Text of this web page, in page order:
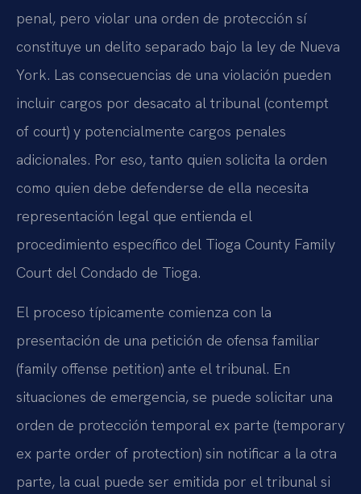
penal, pero violar una orden de protección sí
constituye un delito separado bajo la ley de Nueva
York. Las consecuencias de una violación pueden
incluir cargos por desacato al tribunal (contempt
of court) y potencialmente cargos penales
adicionales. Por eso, tanto quien solicita la orden
como quien debe defenderse de ella necesita
representación legal que entienda el
procedimiento específico del Tioga County Family
Court del Condado de Tioga.
El proceso típicamente comienza con la
presentación de una petición de ofensa familiar
(family offense petition) ante el tribunal. En
situaciones de emergencia, se puede solicitar una
orden de protección temporal ex parte (temporary
ex parte order of protection) sin notificar a la otra
parte, la cual puede ser emitida por el tribunal si